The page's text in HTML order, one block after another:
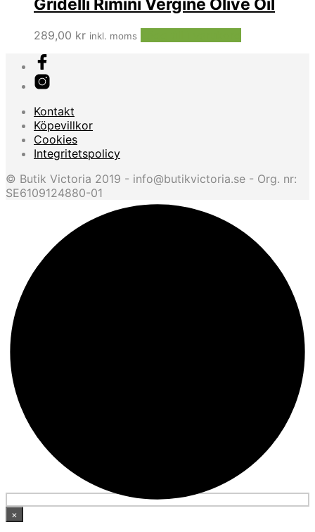
Gridelli Rimini Vergine Olive Oil
289,00 kr inkl. moms
Kontakt
Köpevillkor
Cookies
Integritetspolicy
© Butik Victoria 2019 - info@butikvictoria.se - Org. nr:
SE6109124880-01
×